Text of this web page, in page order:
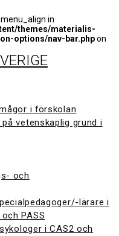
in
themes/materialis-
options/nav-bar.phpon
i förskolan
vetenskaplig grund i
och
lärare i
PASS
i CAS2 och